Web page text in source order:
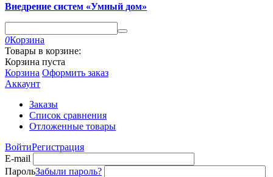
Внедрение систем «Умный дом»
0Корзина
Товары в корзине:
Корзина пуста
Корзина Оформить заказ
Аккаунт
Заказы
Список сравнения
Отложенные товары
ВойтиРегистрация
E-mail
ПарольЗабыли пароль?